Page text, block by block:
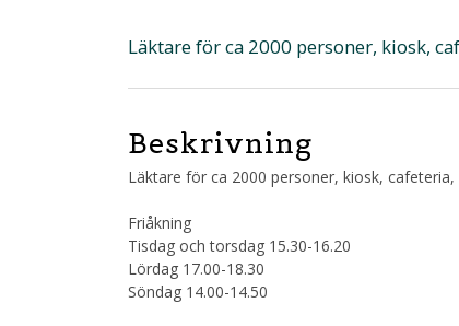
Läktare för ca 2000 personer, kiosk,
Beskrivning
Läktare för ca 2000 personer, kiosk, cafeteria,
Friåkning
Tisdag och torsdag 15.30-16.20
Lördag 17.00-18.30
Söndag 14.00-14.50